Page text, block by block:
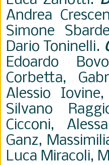
Andrea
Simone
Dario Toninelli.
Edoardo
Corbetta,
Alessio
Silvano
Cicconi,
Ganz,
Luca Miracoli,